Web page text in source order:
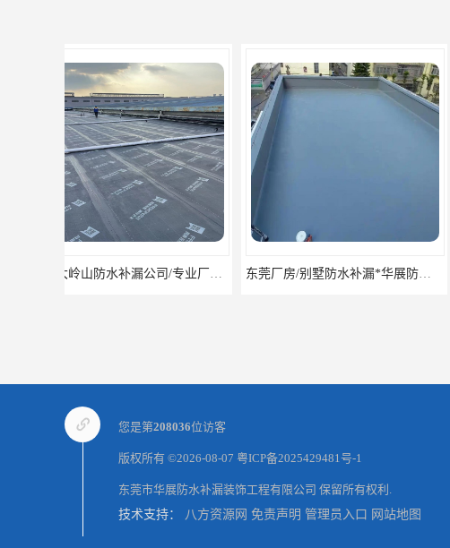
东莞厂房/别墅防水补漏*华展防水，技术全面、专业靠谱
东莞大岭山防水补漏,大岭山厂房防水补漏,大岭山房屋漏水补漏
您是第208036位访客
版权所有 ©2026-08-07 粤ICP备2025429481号-1
东莞市华展防水补漏装饰工程有限公司 保留所有权利.
技术支持： 八方资源网 免责声明 管理员入口 网站地图